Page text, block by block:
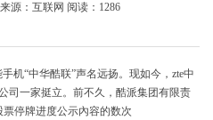
来源：互联网 阅读：1286
机“中华酷联”声名远扬。现如今，zte中
司一家挺立。前不久，酷派集团有限责
停牌进度公示內容的数次